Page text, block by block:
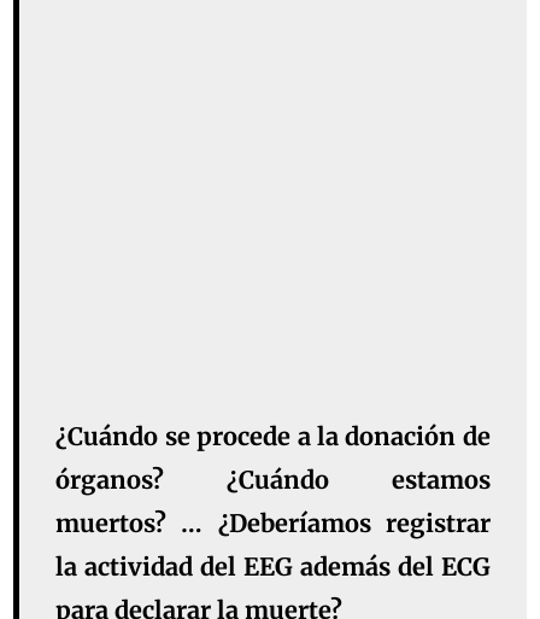
¿Cuándo se procede a la donación de
órganos? ¿Cuándo estamos
muertos? … ¿Deberíamos registrar
la actividad del EEG además del ECG
para declarar la muerte?